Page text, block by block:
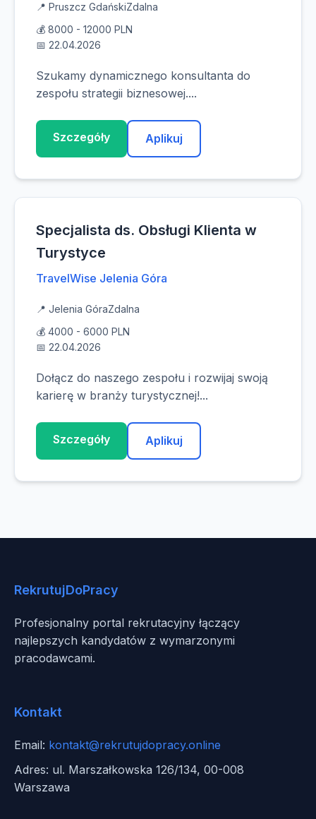
📍 Pruszcz GdańskiZdalna
💰 8000 - 12000 PLN
📅 22.04.2026
Szukamy dynamicznego konsultanta do
zespołu strategii biznesowej....
Szczegóły Aplikuj
Specjalista ds. Obsługi Klienta w
Turystyce
TravelWise Jelenia Góra
📍 Jelenia GóraZdalna
💰 4000 - 6000 PLN
📅 22.04.2026
Dołącz do naszego zespołu i rozwijaj swoją
karierę w branży turystycznej!...
Szczegóły Aplikuj
RekrutujDoPracy
Profesjonalny portal rekrutacyjny łączący
najlepszych kandydatów z wymarzonymi
pracodawcami.
Kontakt
Email: kontakt@rekrutujdopracy.online
Adres: ul. Marszałkowska 126/134, 00-008
Warszawa